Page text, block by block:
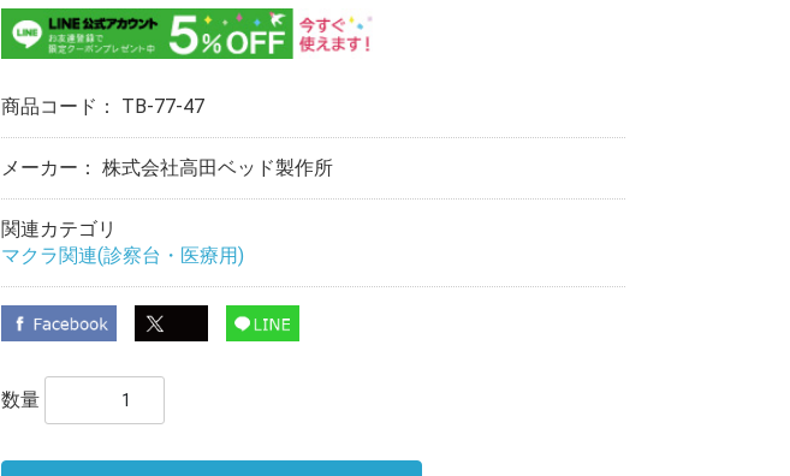
商品コード： TB-77-47
メーカー： 株式会社高田ベッド製作所
関連カテゴリ
マクラ関連(診察台・医療用)
数量